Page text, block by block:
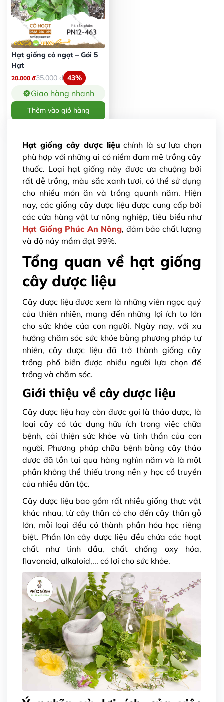
Hạt giống cỏ ngọt – Gói 5
Hạt
20.000 đ35.000đ 43%
Giao hàng nhanh
Thêm vào giỏ hàng
Hạt giống cây dược liệu chính là sự lựa chọn
phù hợp với những ai có niềm đam mê trồng cây
thuốc. Loại hạt giống này được ưa chuộng bởi
rất dễ trồng, màu sắc xanh tươi, có thể sử dụng
cho nhiều món ăn và trồng quanh năm. Hiện
nay, các giống cây dược liệu được cung cấp bởi
các cửa hàng vật tư nông nghiệp, tiêu biểu như
Hạt Giống Phúc An Nông, đảm bảo chất lượng
và độ nảy mầm đạt 99%.
Tổng quan về hạt giống
cây dược liệu
Cây dược liệu được xem là những viên ngọc quý
của thiên nhiên, mang đến những lợi ích to lớn
cho sức khỏe của con người. Ngày nay, với xu
hướng chăm sóc sức khỏe bằng phương pháp tự
nhiên, cây dược liệu đã trở thành giống cây
trồng phổ biến được nhiều người lựa chọn để
trồng và chăm sóc.
Giới thiệu về cây dược liệu
Cây dược liệu hay còn được gọi là thảo dược, là
loại cây có tác dụng hữu ích trong việc chữa
bệnh, cải thiện sức khỏe và tinh thần của con
người. Phương pháp chữa bệnh bằng cây thảo
dược đã tồn tại qua hàng nghìn năm và là một
phần không thể thiếu trong nền y học cổ truyền
của nhiều dân tộc.
Cây dược liệu bao gồm rất nhiều giống thực vật
khác nhau, từ cây thân cỏ cho đến cây thân gỗ
lớn, mỗi loại đều có thành phần hóa học riêng
biệt. Phần lớn cây dược liệu đều chứa các hoạt
chất như tinh dầu, chất chống oxy hóa,
flavonoid, alkaloid,... có lợi cho sức khỏe.